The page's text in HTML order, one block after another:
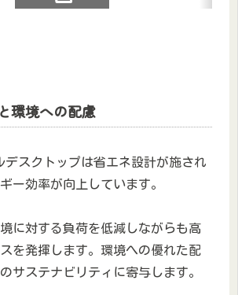
環境への配慮
スクトップは省エネ設計が施され
ー効率が向上しています。
に対する負荷を低減しながらも高
を発揮します。環境への優れた配
サステナビリティに寄与します。